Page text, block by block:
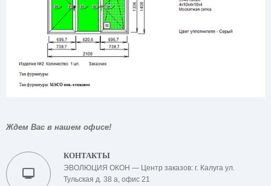
Ждем Вас в нашем офисе!
КОНТАКТЫ
ЭВОЛЮЦИЯ ОКОН — Центр заказов: г. Калуга ул.
Тульская д. 38 а, офис 21